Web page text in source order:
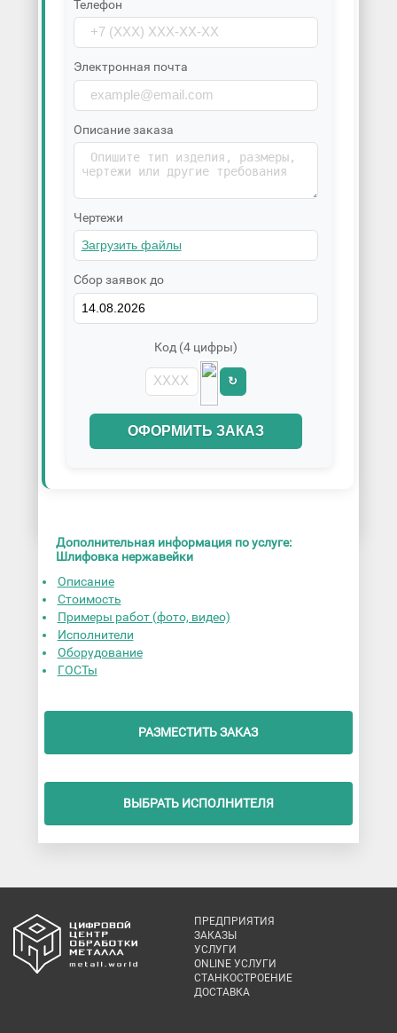
Телефон
Электронная почта
Описание заказа
Чертежи
Сбор заявок до
Код (4 цифры)
↻
ОФОРМИТЬ ЗАКАЗ
Дополнительная информация по услуге:
Шлифовка нержавейки
Описание
Стоимость
Примеры работ (фото, видео)
Исполнители
Оборудование
ГОСТы
РАЗМЕСТИТЬ ЗАКАЗ
ВЫБРАТЬ ИСПОЛНИТЕЛЯ
ПРЕДПРИЯТИЯ
ЗАКАЗЫ
УСЛУГИ
ONLINE УСЛУГИ
СТАНКОСТРОЕНИЕ
ДОСТАВКА